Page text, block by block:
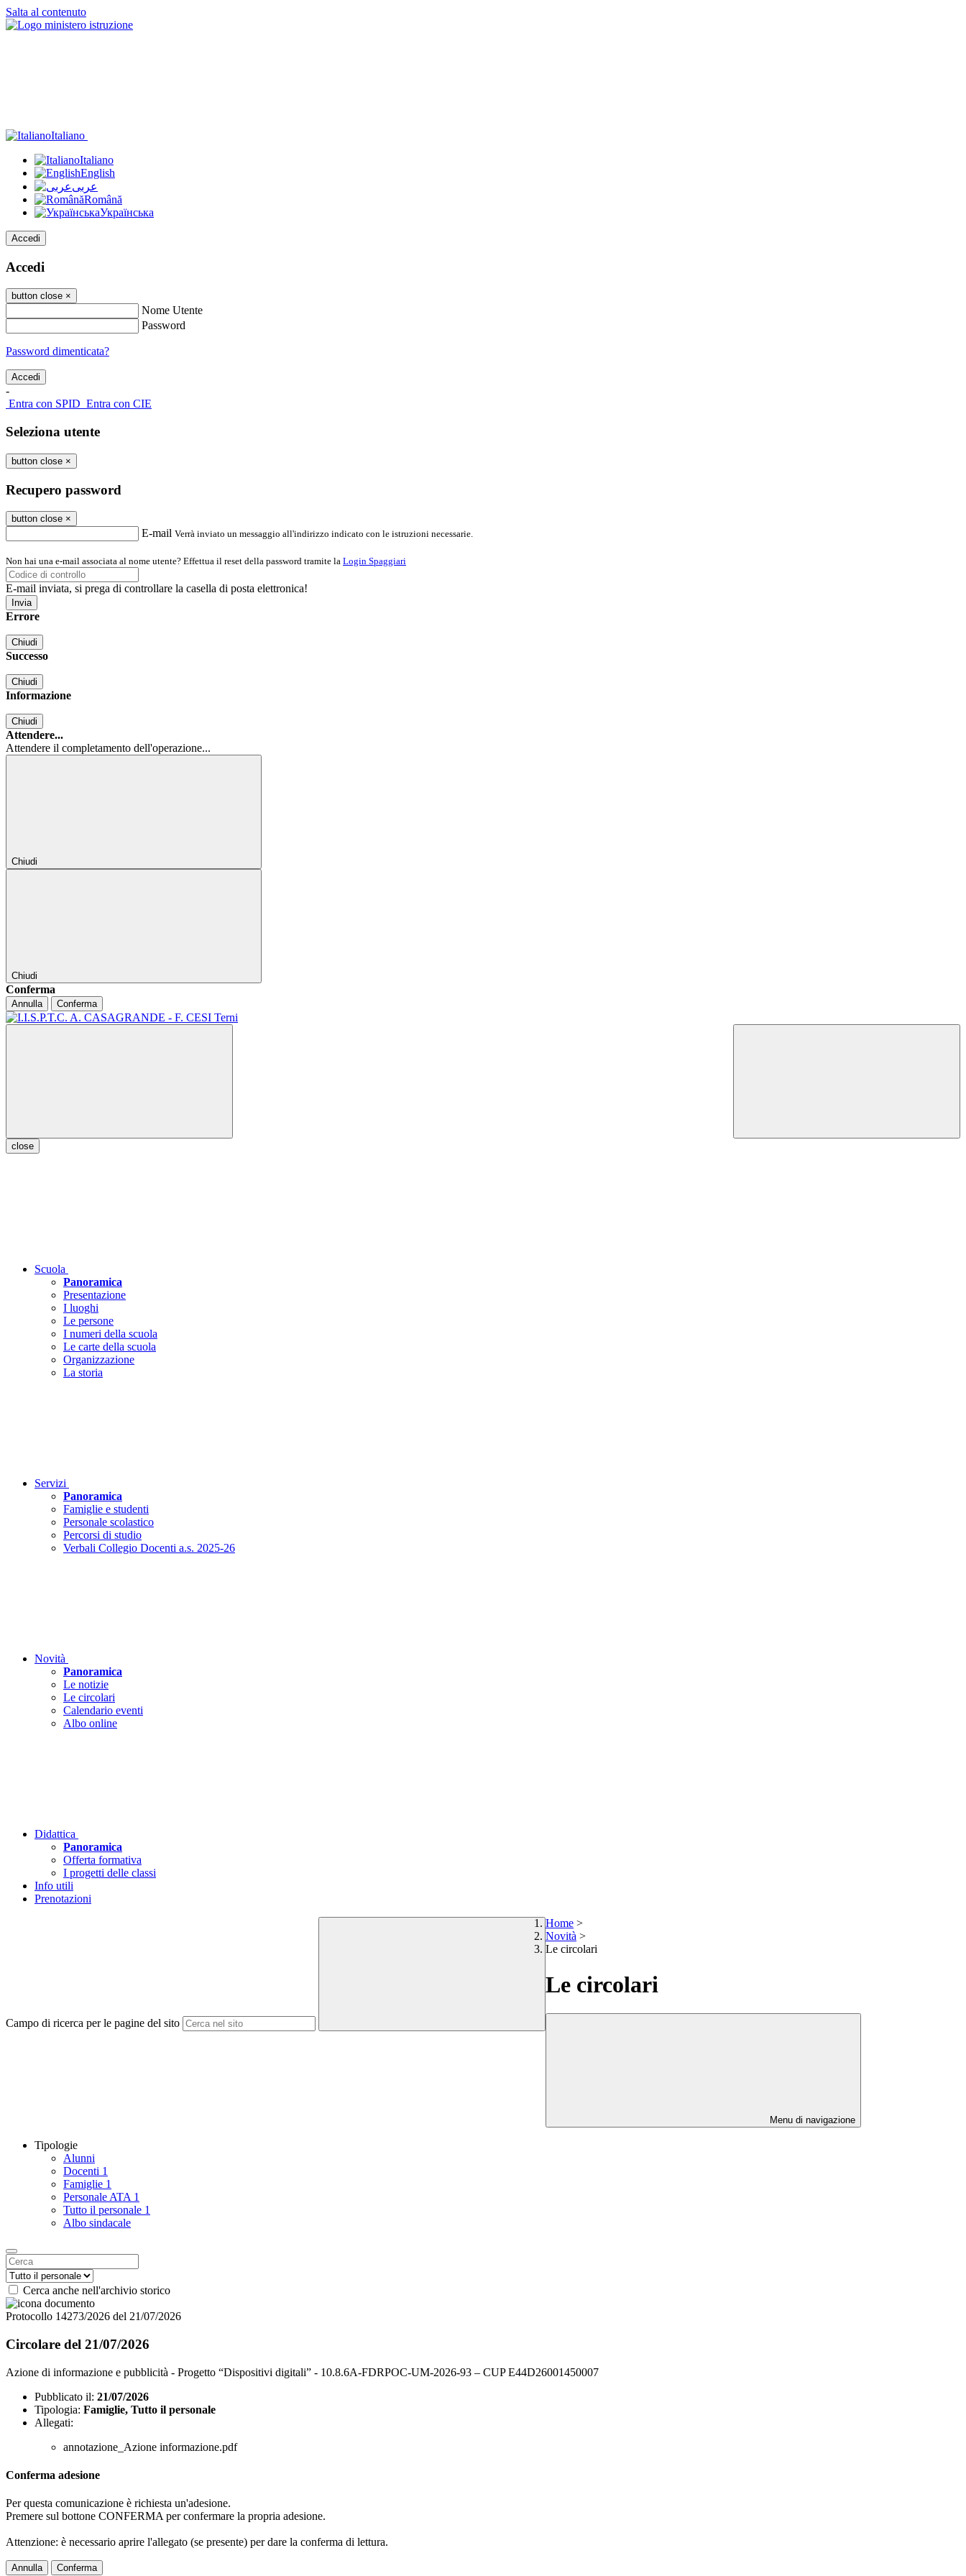
Salta al contenuto
Italiano
Italiano
English
عربى
Română
Українська
Accedi
Accedi
button close ×
Nome Utente
Password
Password dimenticata?
-
Entra con SPID Entra con CIE
Seleziona utente
button close ×
Recupero password
button close ×
E-mail Verrà inviato un messaggio all'indirizzo indicato con le istruzioni necessarie.
Non hai una e-mail associata al nome utente? Effettua il reset della password tramite la Login Spaggiari
E-mail inviata, si prega di controllare la casella di posta elettronica!
Errore
Chiudi
Successo
Chiudi
Informazione
Chiudi
Attendere...
Attendere il completamento dell'operazione...
Chiudi
Chiudi
Conferma
Annulla Conferma
close
Scuola
Panoramica
Presentazione
I luoghi
Le persone
I numeri della scuola
Le carte della scuola
Organizzazione
La storia
Servizi
Panoramica
Famiglie e studenti
Personale scolastico
Percorsi di studio
Verbali Collegio Docenti a.s. 2025-26
Novità
Panoramica
Le notizie
Le circolari
Calendario eventi
Albo online
Didattica
Panoramica
Offerta formativa
I progetti delle classi
Info utili
Prenotazioni
Campo di ricerca per le pagine del sito
Home >
Novità >
Le circolari
Le circolari
Menu di navigazione
Tipologie
Alunni
Docenti 1
Famiglie 1
Personale ATA 1
Tutto il personale 1
Albo sindacale
Cerca anche nell'archivio storico
Protocollo 14273/2026 del 21/07/2026
Circolare del 21/07/2026
Azione di informazione e pubblicità - Progetto “Dispositivi digitali” - 10.8.6A-FDRPOC-UM-2026-93 – CUP E44D26001450007
Pubblicato il: 21/07/2026
Tipologia: Famiglie, Tutto il personale
Allegati:
annotazione_Azione informazione.pdf
Conferma adesione
Per questa comunicazione è richiesta un'adesione.
Premere sul bottone CONFERMA per confermare la propria adesione.
Attenzione: è necessario aprire l'allegato (se presente) per dare la conferma di lettura.
Annulla Conferma